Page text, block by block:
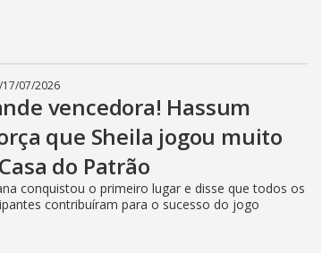
/17/07/2026
vencedora! Hassum
que Sheila jogou muito
do Patrão
conquistou o primeiro lugar e disse que todos os
contribuíram para o sucesso do jogo